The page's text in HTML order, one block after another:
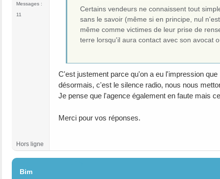
Messages :
11
Certains vendeurs ne connaissent tout
sans le savoir (même si en principe, nul
même comme victimes de leur prise de
terre lorsqu'il aura contact avec son avocat
C'est justement parce qu'on a eu l'impression
désormais, c'est le silence radio, nous nous
Je pense que l'agence également en faute mais
Merci pour vos réponses.
Hors ligne
Bim